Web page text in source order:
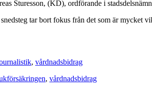
Sturesson, (KD), ordförande i
tar bort fokus från det som är mycket
, vårdnadsbidrag
, vårdnadsbidrag